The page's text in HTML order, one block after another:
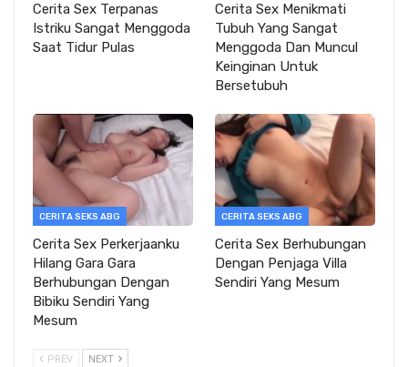
Cerita Sex Terpanas
Istriku Sangat Menggoda
Saat Tidur Pulas
Cerita Sex Menikmati
Tubuh Yang Sangat
Menggoda Dan Muncul
Keinginan Untuk
Bersetubuh
CERITA SEKS ABG
Cerita Sex Perkerjaanku
Hilang Gara Gara
Berhubungan Dengan
Bibiku Sendiri Yang
Mesum
CERITA SEKS ABG
Cerita Sex Berhubungan
Dengan Penjaga Villa
Sendiri Yang Mesum
PREV NEXT